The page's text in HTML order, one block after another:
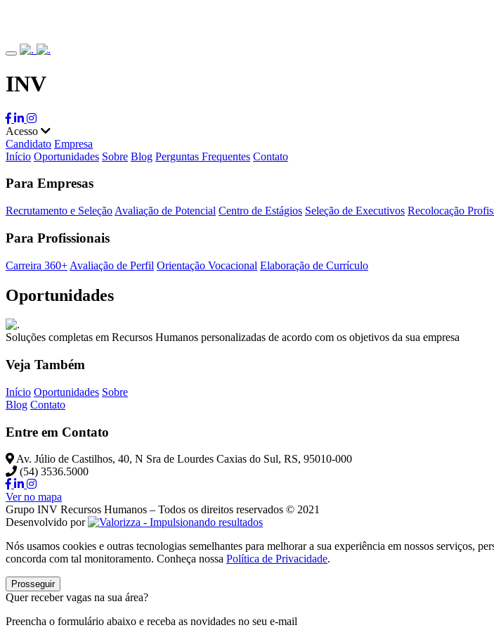
INV
Acesso
Candidato Empresa
Início Oportunidades Sobre Blog Perguntas Frequentes Contato
Para Empresas
Recrutamento e Seleção Avaliação de Potencial Centro de Estágios Seleção de Executivos Recolocação
Para Profissionais
Carreira 360+ Avaliação de Perfil Orientação Vocacional Elaboração de Currículo
Oportunidades
Soluções completas em Recursos Humanos personalizadas de acordo com os objetivos da sua empresa
Veja Também
Início Oportunidades Sobre
Blog Contato
Entre em Contato
Av. Júlio de Castilhos, 40, N Sra de Lourdes Caxias do Sul, RS, 95010-000
(54) 3536.5000
Ver no mapa
Grupo INV Recursos Humanos – Todos os direitos reservados © 2021
Desenvolvido por
Nós usamos cookies e outras tecnologias semelhantes para melhorar a sua experiência em nossos serviços,
concorda com tal monitoramento. Conheça nossa Política de Privacidade.
Prosseguir
Quer receber vagas na sua área?
Preencha o formulário abaixo e receba as novidades no seu e-mail